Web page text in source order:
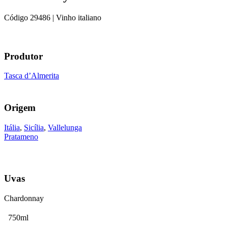
Código 29486 | Vinho italiano
Produtor
Tasca d’Almerita
Origem
Itália, Sicília, Vallelunga
Pratameno
Uvas
Chardonnay
750ml